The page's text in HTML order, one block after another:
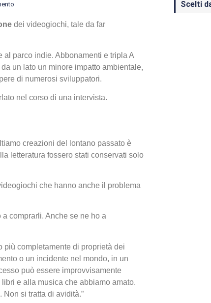
dei videogiochi, tale da far
parco indie. Abbonamenti e tripla A
un lato un minore impatto ambientale,
di numerosi sviluppatori.
nel corso di una intervista.
creazioni del lontano passato è
letteratura fossero stati conservati solo
che hanno anche il problema
comprarli. Anche se ne ho a
più completamente di proprietà dei
o un incidente nel mondo, in un
può essere improvvisamente
e alla musica che abbiamo amato.
si tratta di avidità.”
Scelti